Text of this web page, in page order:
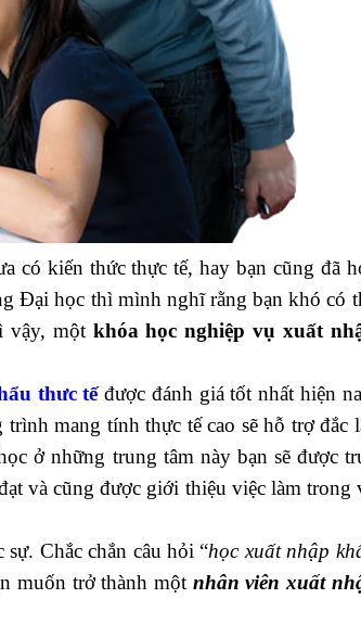
có kiến thức thực tế, hay bạn cũng đã
Đại học thì mình nghĩ rằng bạn khó có
vậy, một khóa học nghiệp vụ xuất
thưc tếđược đánh giá tốt nhất hiện
mang tính thực tế cao sẽ hỗ trợ đắc
ở những trung tâm này bạn sẽ được
và cũng được giới thiệu việc làm trong
Chắc chắn câu hỏi “học xuất nhập
muốn trở thành một nhân viên xuất